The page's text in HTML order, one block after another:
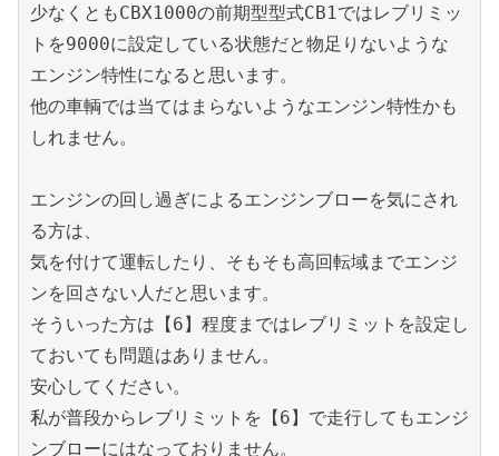
少なくともCBX1000の前期型型式CB1ではレブリミッ
トを9000に設定している状態だと物足りないような
エンジン特性になると思います。
他の車輌では当てはまらないようなエンジン特性かも
しれません。
エンジンの回し過ぎによるエンジンブローを気にされ
る方は、
気を付けて運転したり、そもそも高回転域までエンジ
ンを回さない人だと思います。
そういった方は【6】程度まではレブリミットを設定し
ておいても問題はありません。
安心してください。
私が普段からレブリミットを【6】で走行してもエンジ
ンブローにはなっておりません。